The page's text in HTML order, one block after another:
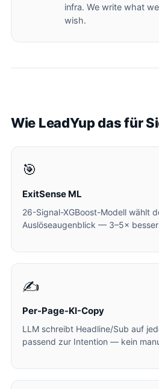
infra. We write what
wish.
Wie LeadYup das für
🎯
ExitSense ML
26-Signal-XGBoost-Modell wählt
Auslöseaugenblick — 3–5×
✍️
Per-Page-KI-Copy
LLM schreibt Headline/Sub auf
passend zur Intention — kein